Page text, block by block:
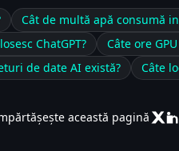
Cât de multă apă consumă
ChatGPT? Câte ore
de date AI există? Câte
această pagină